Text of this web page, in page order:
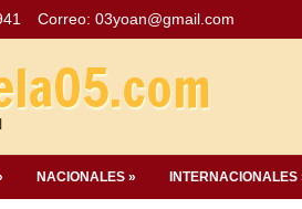
Correo: 03yoan@gmail.com
NACIONALES » INTERNACIONALES